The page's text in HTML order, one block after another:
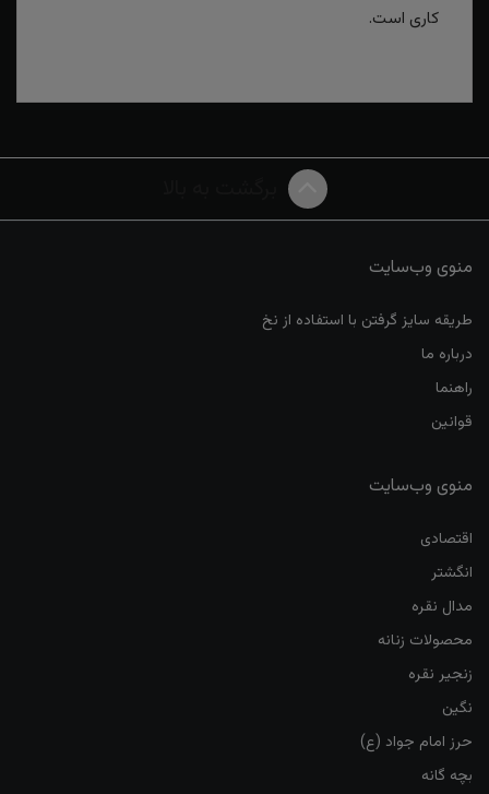
کاری است.
منوی وب‌سایت
طریقه سایز گرفتن با استفاده از نخ
درباره ما
راهنما
قوانین
منوی وب‌سایت
اقتصادی
انگشتر
مدال نقره
محصولات زنانه
زنجیر نقره
نگین
حرز امام جواد (ع)
بچه گانه